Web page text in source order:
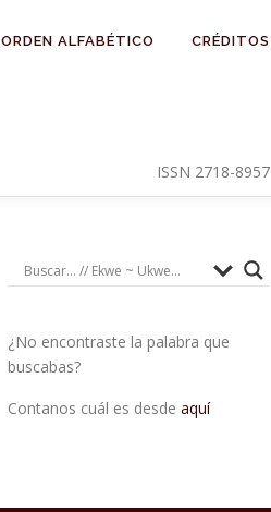
ORDEN ALFABÉTICO CRÉDITOS
ISSN 2718-8957
¿No encontraste la palabra que
buscabas?
Contanos cuál es desde aquí